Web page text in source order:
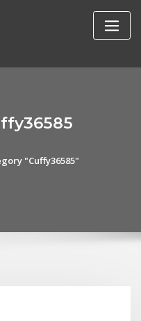
"Cuffy36585"